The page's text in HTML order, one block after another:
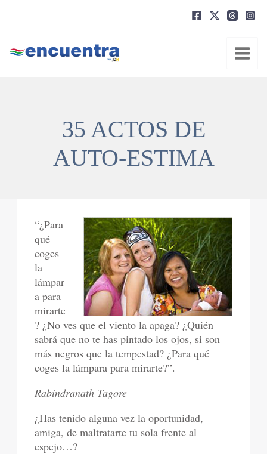
35 ACTOS DE
AUTO-ESTIMA
“¿Para
qué
coges
la
lámpar
a para
mirarte
? ¿No ves que el viento la apaga? ¿Quién
sabrá que no te has pintado los ojos, si son
más negros que la tempestad? ¿Para qué
coges la lámpara para mirarte?”.
Rabindranath Tagore
¿Has tenido alguna vez la oportunidad,
amiga, de maltratarte tu sola frente al
espejo…?